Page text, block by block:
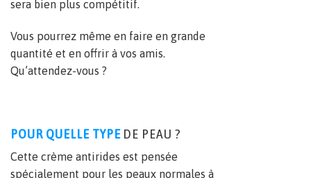
sera bien plus compétitif.
Vous pourrez même en faire en grande
quantité et en offrir à vos amis.
Qu’attendez-vous ?
POUR QUELLE TYPEDE PEAU ?
Cette crème antirides est pensée
spécialement pour les peaux normales à